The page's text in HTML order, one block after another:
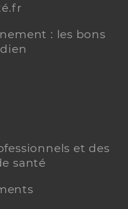
: les bons
et des
santé